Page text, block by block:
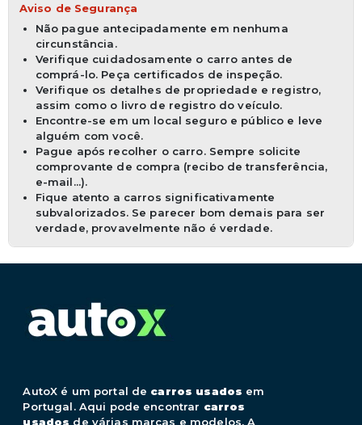
Aviso de Segurança
Não pague antecipadamente em nenhuma
circunstância.
Verifique cuidadosamente o carro antes de
comprá-lo. Peça certificados de inspeção.
Verifique os detalhes de propriedade e registro,
assim como o livro de registro do veículo.
Encontre-se em um local seguro e público e leve
alguém com você.
Pague após recolher o carro. Sempre solicite
comprovante de compra (recibo de transferência,
e-mail...).
Fique atento a carros significativamente
subvalorizados. Se parecer bom demais para ser
verdade, provavelmente não é verdade.
AutoX é um portal de carros usados em
Portugal. Aqui pode encontrar carros
usados de várias marcas e modelos. A